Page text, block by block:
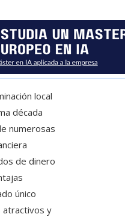
local
década
numerosas
de dinero
único
y